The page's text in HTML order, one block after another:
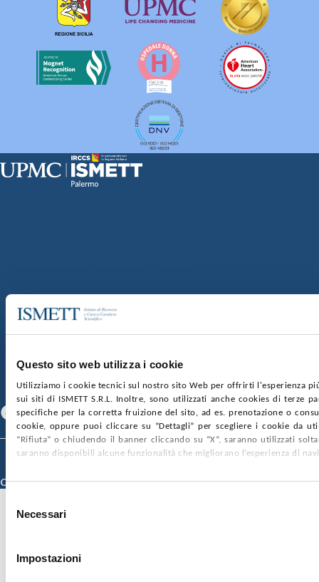
Questo sito web utilizza i cookie
Utilizziamo i cookie tecnici sul nostro sito Web per offrirti l'esperienza
sui siti di ISMETT S.R.L. Inoltre, sono utilizzati anche cookies di terze
specifiche per la corretta fruizione del sito, ad es. prenotazione o
cookie, oppure puoi cliccare su “Dettagli” per scegliere i cookie da
“Rifiuta” o chiudendo il banner cliccando su “X”, saranno utilizzati
saranno disponibili alcune funzionalità che migliorano l’esperienza di
delNecessari
Impostazioni
SOCIETÀ TRASPARENTE
GARE E CONTRATTIPRIVACYCOOKIE POLICY
CONTATTI
SEGUICI SU
Facebook Linkedin Youtube
© 2026 ISMETT (Istituto Mediterraneo per i Trapianti e Terapie ad Alta
Credits